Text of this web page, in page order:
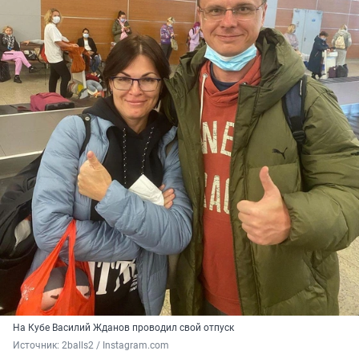
На Кубе Василий Жданов проводил свой отпуск
Источник: 2balls2 / Instagram.com